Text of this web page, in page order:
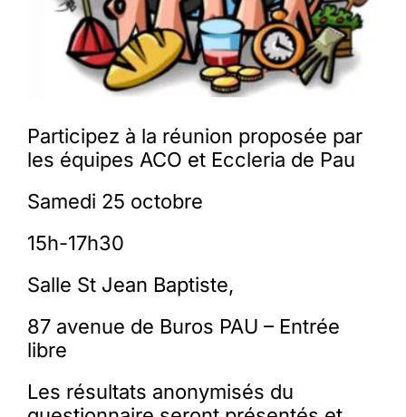
Participez à la réunion proposée par
les équipes ACO et Eccleria de Pau
Samedi 25 octobre
15h-17h30
Salle St Jean Baptiste,
87 avenue de Buros PAU – Entrée
libre
Les résultats anonymisés du